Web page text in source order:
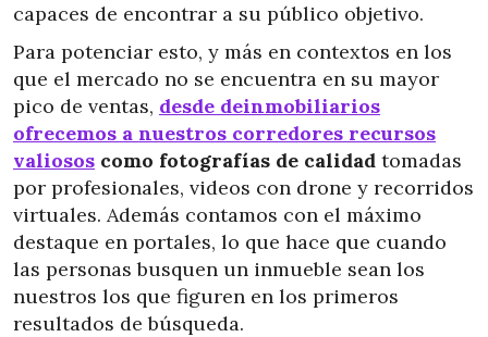
capaces de encontrar a su público objetivo.
Para potenciar esto, y más en contextos en los
que el mercado no se encuentra en su mayor
pico de ventas, desde deinmobiliarios
ofrecemos a nuestros corredores recursos
valiosos como fotografías de calidad tomadas
por profesionales, videos con drone y recorridos
virtuales. Además contamos con el máximo
destaque en portales, lo que hace que cuando
las personas busquen un inmueble sean los
nuestros los que figuren en los primeros
resultados de búsqueda.